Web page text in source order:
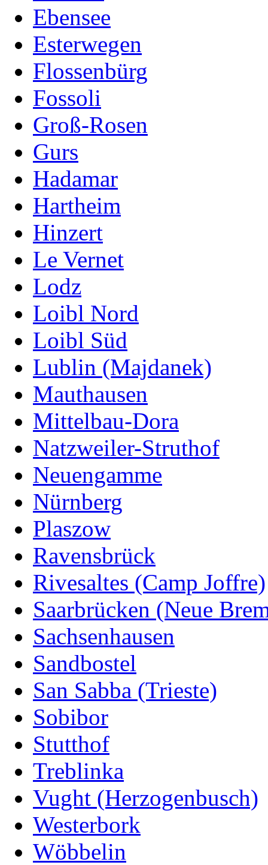
Ebensee
Esterwegen
Flossenbürg
Fossoli
Groß-Rosen
Gurs
Hadamar
Hartheim
Hinzert
Le Vernet
Lodz
Loibl Nord
Loibl Süd
Lublin (Majdanek)
Mauthausen
Mittelbau-Dora
Natzweiler-Struthof
Neuengamme
Nürnberg
Plaszow
Ravensbrück
Rivesaltes (Camp Joffre)
Saarbrücken (Neue
Sachsenhausen
Sandbostel
San Sabba (Trieste)
Sobibor
Stutthof
Treblinka
Vught (Herzogenbusch)
Westerbork
Wöbbelin